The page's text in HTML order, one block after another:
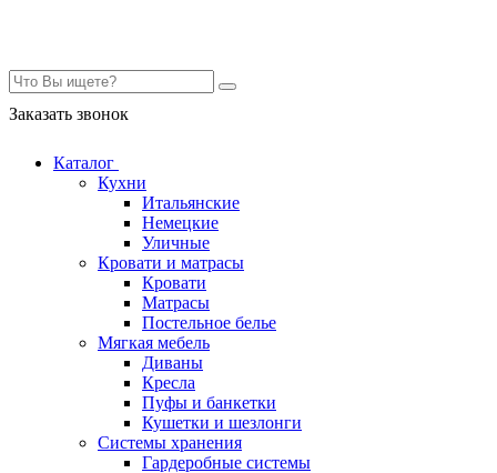
Заказать звонок
Каталог
Кухни
Итальянские
Немецкие
Уличные
Кровати и матрасы
Кровати
Матрасы
Постельное белье
Мягкая мебель
Диваны
Кресла
Пуфы и банкетки
Кушетки и шезлонги
Системы хранения
Гардеробные системы